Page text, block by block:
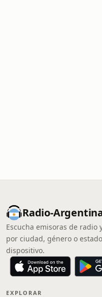
Radio-
Escucha emisoras de
por ciudad, género o
dispositivo.
EXPLORAR